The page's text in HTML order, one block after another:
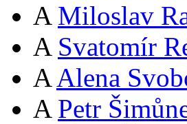
A Miloslav
A Svatomír
A Alena
A Petr